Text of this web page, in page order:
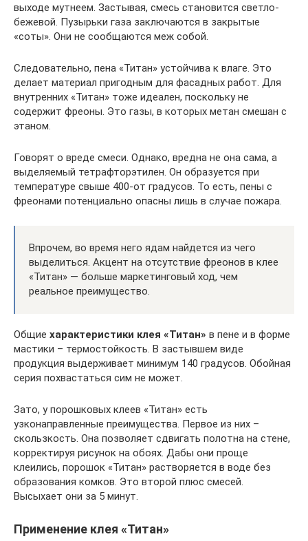
выходе мутнеем. Застывая, смесь становится светло-
бежевой. Пузырьки газа заключаются в закрытые
«соты». Они не сообщаются меж собой.
Следовательно, пена «Титан» устойчива к влаге. Это
делает материал пригодным для фасадных работ. Для
внутренних «Титан» тоже идеален, поскольку не
содержит фреоны. Это газы, в которых метан смешан с
этаном.
Говорят о вреде смеси. Однако, вредна не она сама, а
выделяемый тетрафторэтилен. Он образуется при
температуре свыше 400-от градусов. То есть, пены с
фреонами потенциально опасны лишь в случае пожара.
Впрочем, во время него ядам найдется из чего
выделиться. Акцент на отсутствие фреонов в клее
«Титан» — больше маркетинговый ход, чем
реальное преимущество.
Общие характеристики клея «Титан» в пене и в форме
мастики – термостойкость. В застывшем виде
продукция выдерживает минимум 140 градусов. Обойная
серия похвастаться сим не может.
Зато, у порошковых клеев «Титан» есть
узконаправленные преимущества. Первое из них –
скользкость. Она позволяет сдвигать полотна на стене,
корректируя рисунок на обоях. Дабы они проще
клеились, порошок «Титан» растворяется в воде без
образования комков. Это второй плюс смесей.
Высыхает они за 5 минут.
Применение клея «Титан»